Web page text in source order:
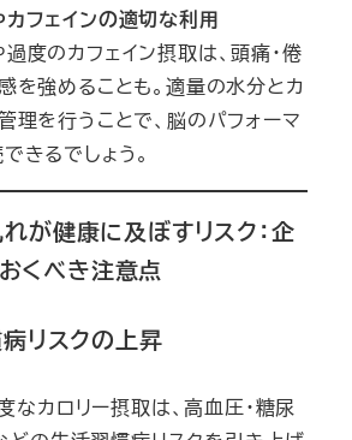
フェインの適切な利用
度のカフェイン摂取は、頭痛・倦
を強めることも。適量の水分とカ
理を行うことで、脳のパフォーマ
きるでしょう。
が健康に及ぼすリスク：企
くべき注意点
リスクの上昇
なカロリー摂取は、高血圧・糖尿